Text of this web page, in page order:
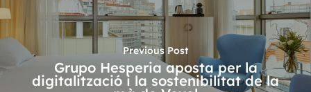
Previous Post
Grupo Hesperia aposta per la
digitalització i la sostenibilitat de la